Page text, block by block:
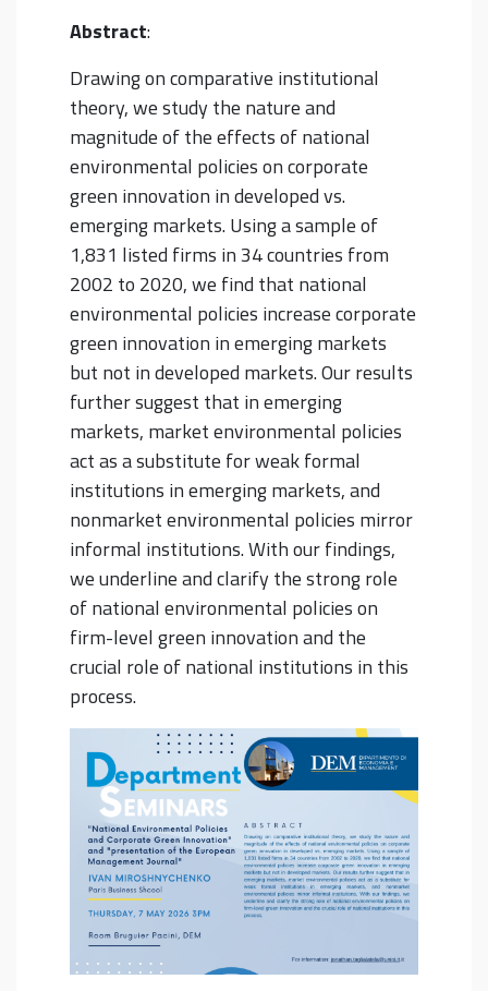
Abstract:
Drawing on comparative institutional
theory, we study the nature and
magnitude of the effects of national
environmental policies on corporate
green innovation in developed vs.
emerging markets. Using a sample of
1,831 listed firms in 34 countries from
2002 to 2020, we find that national
environmental policies increase corporate
green innovation in emerging markets
but not in developed markets. Our results
further suggest that in emerging
markets, market environmental policies
act as a substitute for weak formal
institutions in emerging markets, and
nonmarket environmental policies mirror
informal institutions. With our findings,
we underline and clarify the strong role
of national environmental policies on
firm-level green innovation and the
crucial role of national institutions in this
process.